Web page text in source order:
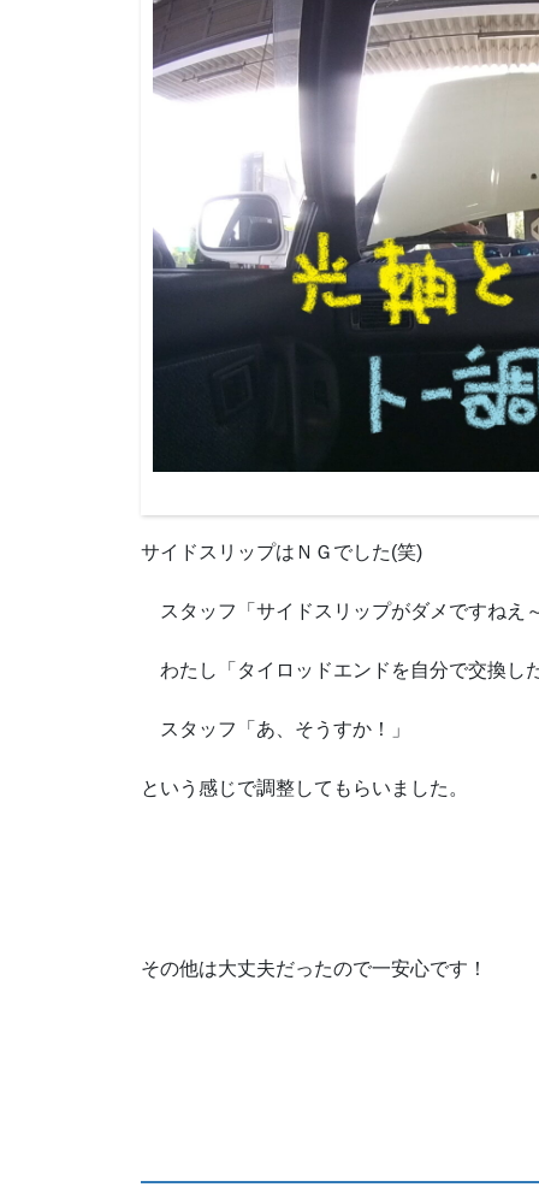
サイドスリップはＮＧでした(笑)
スタッフ「サイドスリップがダメですね
わたし「タイロッドエンドを自分で交換し
スタッフ「あ、そうすか！」
という感じで調整してもらいました。
その他は大丈夫だったので一安心です！